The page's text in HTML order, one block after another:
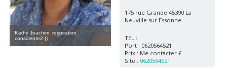
Kathy Joachim, respiration
consciente2 ()
Kathy Joachim, respiration
175 rue Grande 45390 La
Neuville sur Essonne
TEL :
Port : 0620564521
Prix : Me contacter €
Site : 0620564521